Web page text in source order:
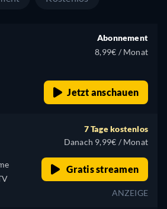
Abonnement
8,99€ / Monat
Jetzt anschauen
7 Tage kostenlos
Danach 9,99€ / Monat
Gratis streamen
ANZEIGE